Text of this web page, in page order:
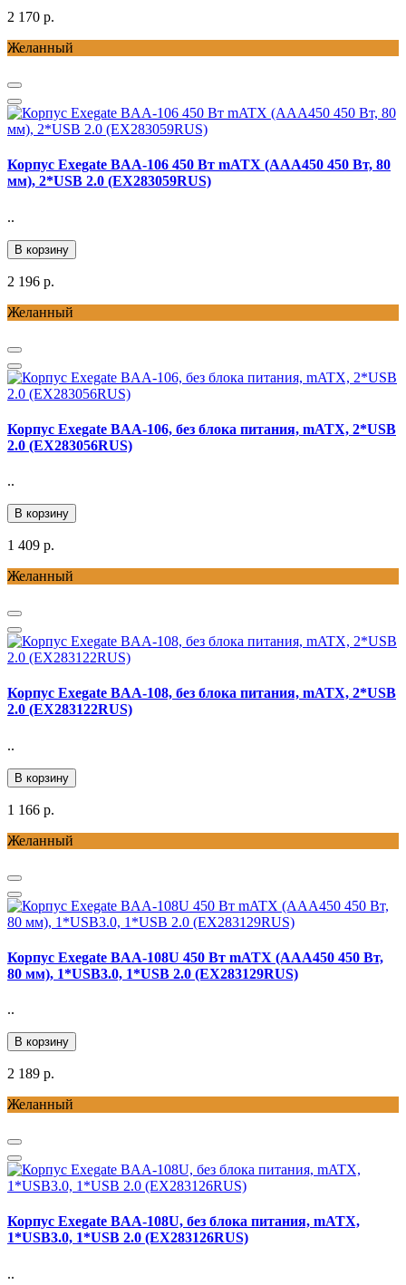
2 170 р.
Желанный
Корпус Exegate BAA-106 450 Вт mATX (AAA450 450 Вт, 80
мм), 2*USB 2.0 (EX283059RUS)
..
В корзину
2 196 р.
Желанный
Корпус Exegate BAA-106, без блока питания, mATX, 2*USB
2.0 (EX283056RUS)
..
В корзину
1 409 р.
Желанный
Корпус Exegate BAA-108, без блока питания, mATX, 2*USB
2.0 (EX283122RUS)
..
В корзину
1 166 р.
Желанный
Корпус Exegate BAA-108U 450 Вт mATX (AAA450 450 Вт,
80 мм), 1*USB3.0, 1*USB 2.0 (EX283129RUS)
..
В корзину
2 189 р.
Желанный
Корпус Exegate BAA-108U, без блока питания, mATX,
1*USB3.0, 1*USB 2.0 (EX283126RUS)
..